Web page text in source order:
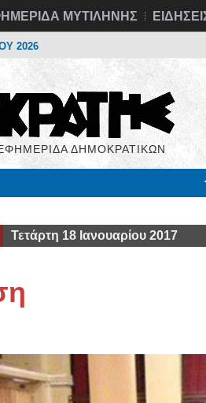
ΜΥΤΙΛΗΝΗΣ
2026
ΔΗΜΟΚΡΑΤΙΚΩΝ
Τετάρτη 18 Ιανουαρίου 2017